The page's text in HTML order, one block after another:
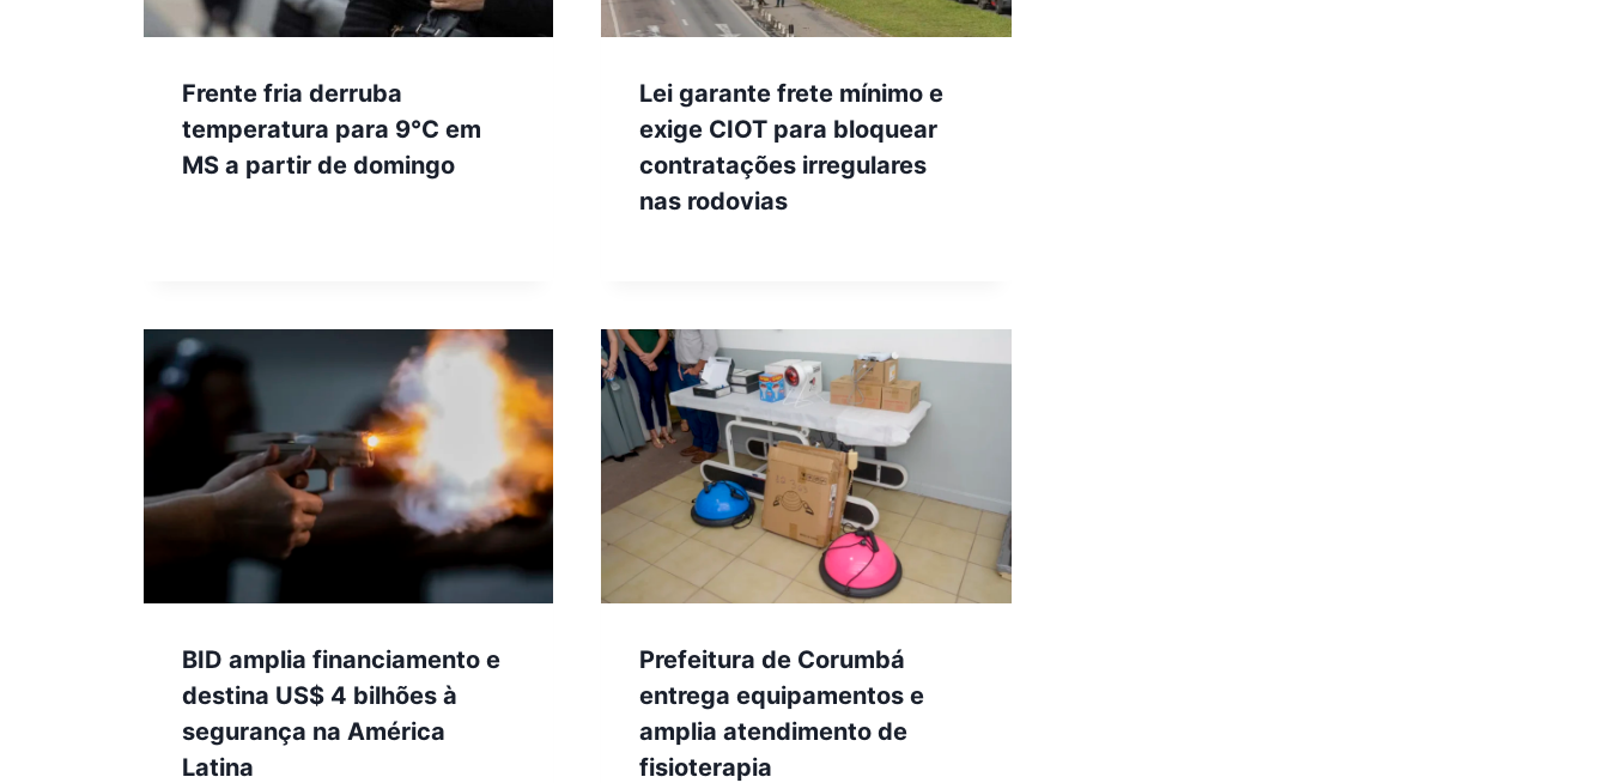
Frente fria derruba
temperatura para 9°C em
MS a partir de domingo
Lei garante frete mínimo e
exige CIOT para bloquear
contratações irregulares
nas rodovias
BID amplia financiamento e
destina US$ 4 bilhões à
segurança na América
Latina
Prefeitura de Corumbá
entrega equipamentos e
amplia atendimento de
fisioterapia